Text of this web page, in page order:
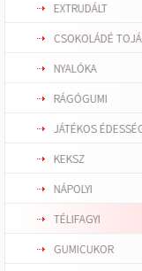
EXTRUDÁLT
CSOKOLÁDÉ
NYALÓKA
RÁGÓGUMI
JÁTÉKOS
KEKSZ
NÁPOLYI
TÉLIFAGYI
GUMICUKOR